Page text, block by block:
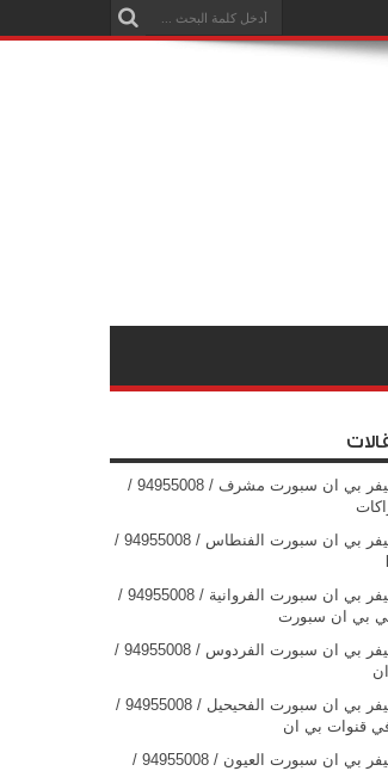
تركيب رسيفر بي ان سبورت مشرف / 94955008 /
تركيب رسيفر بي ان سبورت الفنطاس / 94955008 /
تركيب رسيفر بي ان سبورت الفروانية / 94955008 /
بي ان سبورت
تركيب رسيفر بي ان سبورت الفردوس / 94955008 /
تركيب رسيفر بي ان سبورت الفحيحيل / 94955008 /
في قنوات بي ان
تركيب رسيفر بي ان سبورت العيون / 94955008 /